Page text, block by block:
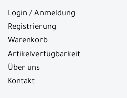
Login / Anmeldung
Registrierung
Warenkorb
Artikelverfügbarkeit
Über uns
Kontakt